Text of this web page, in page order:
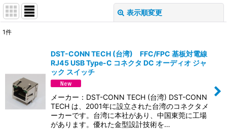
表示順変更
絞り込む
1件
DST-CONN TECH (台湾) FFC/FPC 基板対電線
RJ45 USB Type-C コネクタ DC オーディオ ジャ
ック スイッチ
メーカー：DST-CONN TECH (台湾) DST-CONN
TECH は、2001年に設立された台湾のコネクタメ
ーカーです。台湾に本社があり、中国東莞に工場
があります。優れた金型設計技術を…